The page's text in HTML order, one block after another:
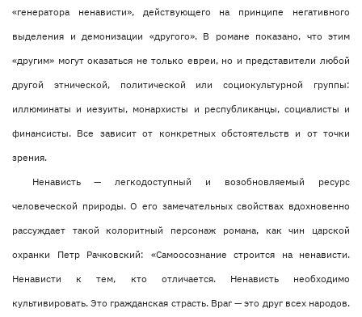
«генератора ненависти», действующего на принципе негативного
выделения и демонизации «другого». В романе показано, что этим
«другим» могут оказаться не только евреи, но и представители любой
другой этнической, политической или социокультурной группы:
иллюминаты и иезуиты, монархисты и республиканцы, социалисты и
финансисты. Все зависит от конкретных обстоятельств и от точки
зрения.
Ненависть — легкодоступный и возобновляемый ресурс
человеческой природы. О его замечательных свойствах вдохновенно
рассуждает такой колоритный персонаж романа, как чин царской
охранки Петр Рачковский: «Самоосознание строится на ненависти.
Ненависти к тем, кто отличается. Ненависть необходимо
культивировать. Это гражданская страсть. Враг — это друг всех народов.